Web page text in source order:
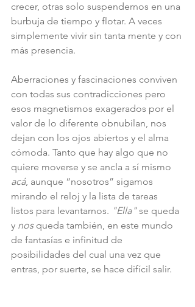
crecer, otras solo suspendernos en una
burbuja de tiempo y flotar. A veces
simplemente vivir sin tanta mente y con
más presencia.
Aberraciones y fascinaciones conviven
con todas sus contradicciones pero
esos magnetismos exagerados por el
valor de lo diferente obnubilan, nos
dejan con los ojos abiertos y el alma
cómoda. Tanto que hay algo que no
quiere moverse y se ancla a sí mismo
acá, aunque “nosotros” sigamos
mirando el reloj y la lista de tareas
listos para levantarnos. "Ella" se queda
y nos queda también, en este mundo
de fantasías e infinitud de
posibilidades del cual una vez que
entras, por suerte, se hace difícil salir.